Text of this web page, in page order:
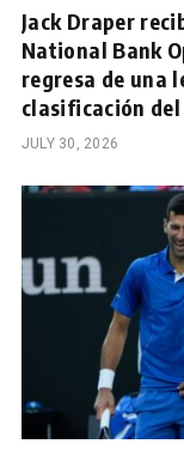
Jack Draper
National Bank
regresa de una
clasificación del
JULY 30, 2026